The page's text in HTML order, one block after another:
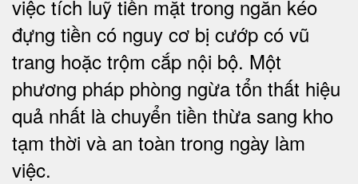
việc tích luỹ tiền mặt trong ngăn kéo
đựng tiền có nguy cơ bị cướp có vũ
trang hoặc trộm cắp nội bộ. Một
phương pháp phòng ngừa tổn thất hiệu
quả nhất là chuyển tiền thừa sang kho
tạm thời và an toàn trong ngày làm
việc.